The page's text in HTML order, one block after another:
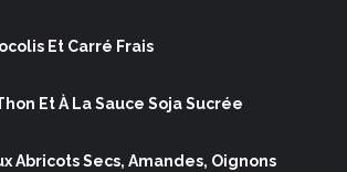
Et Carré Frais
Et À La Sauce Soja Sucrée
Abricots Secs, Amandes, Oignons